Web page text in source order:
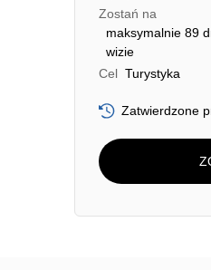
Zostań na
maksymalnie 89
wizie
Cel Turystyka
Zatwierdzone